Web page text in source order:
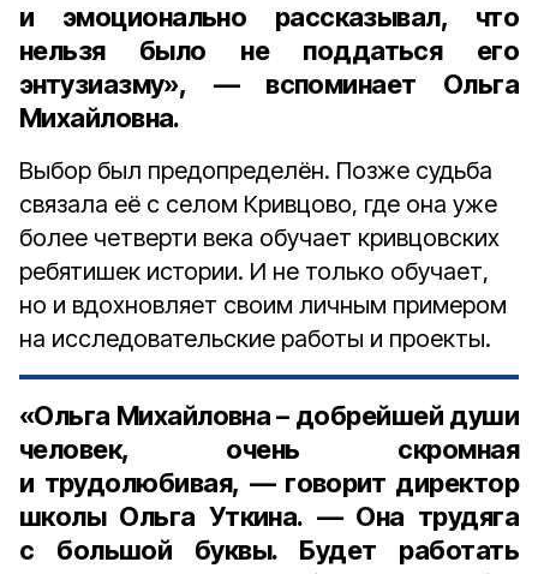
и эмоционально рассказывал, что
нельзя было не поддаться его
энтузиазму», — вспоминает Ольга
Михайловна.
Выбор был предопределён. Позже судьба
связала её с селом Кривцово, где она уже
более четверти века обучает кривцовских
ребятишек истории. И не только обучает,
но и вдохновляет своим личным примером
на исследовательские работы и проекты.
«Ольга Михайловна – добрейшей души
человек, очень скромная
и трудолюбивая, — говорит директор
школы Ольга Уткина. — Она трудяга
с большой буквы. Будет работать